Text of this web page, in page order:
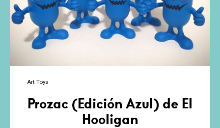
Art Toys
Prozac (Edición Azul) de El
Hooligan